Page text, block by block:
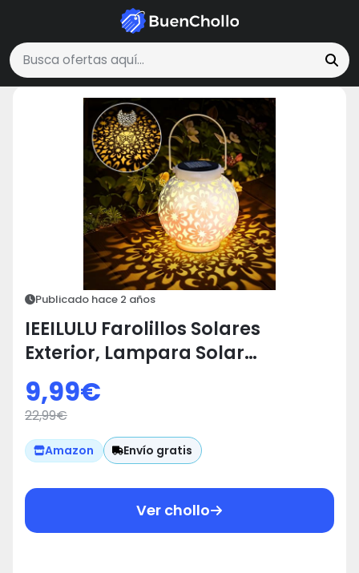
Buscar ofertas
Hogar y Cocina IEEILULU Farolillos Solares Exterior, Lampara
Publicado hace 2 años
IEEILULU Farolillos Solares
Exterior, Lampara Solar
Colgable, IP65 Impermeable
Lanterna Solares Exterior de
Metal, Farolillos Exterior para
Jardines, Balcones, Césped,
Acampada (A)
9,99€
22,99€
Amazon Envío gratis
Ver chollo